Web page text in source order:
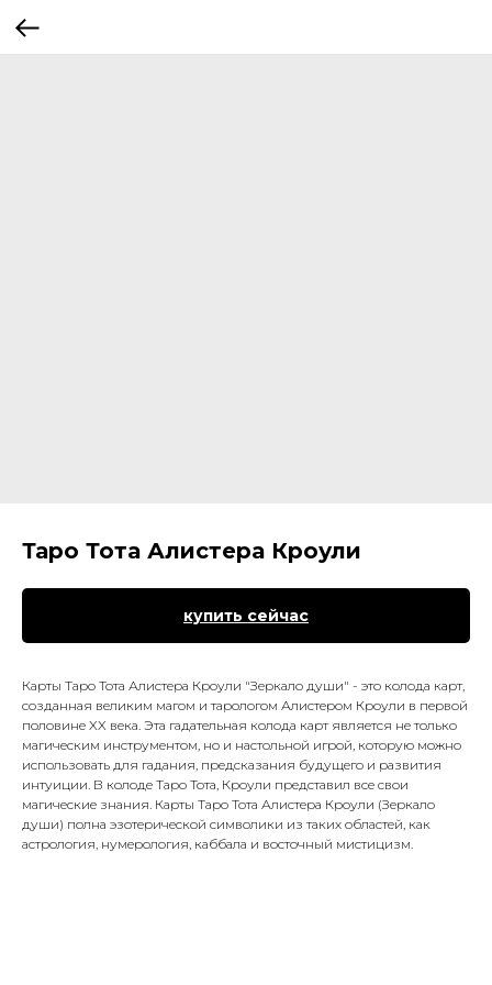
Таро Тота Алистера Кроули
купить сейчас
Карты Таро Тота Алистера Кроули "Зеркало души" - это колода карт,
созданная великим магом и тарологом Алистером Кроули в первой
половине XX века. Эта гадательная колода карт является не только
магическим инструментом, но и настольной игрой, которую можно
использовать для гадания, предсказания будущего и развития
интуиции. В колоде Таро Тота, Кроули представил все свои
магические знания. Карты Таро Тота Алистера Кроули (Зеркало
души) полна эзотерической символики из таких областей, как
астрология, нумерология, каббала и восточный мистицизм.